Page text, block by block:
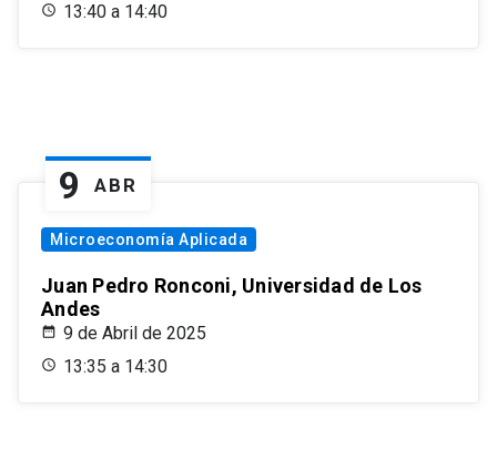
13:40 a 14:40
9 ABR
Microeconomía Aplicada
Juan Pedro Ronconi, Universidad de Los
Andes
9 de Abril de 2025
13:35 a 14:30